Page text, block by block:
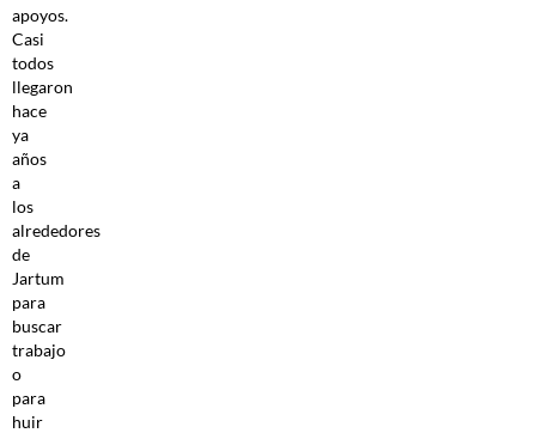
apoyos.
Casi
todos
llegaron
hace
ya
años
a
los
alrededores
de
Jartum
para
buscar
trabajo
o
para
huir